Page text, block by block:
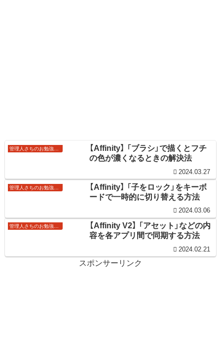
【Affinity】 「ブラシ」で描くとフチ
の色が濃くなるときの解決法
2024.03.27
【Affinity】 「子をロック」をキーボ
ードで一時的に切り替える方法
2024.03.06
【Affinity V2】 「アセット」などの内
容を各アプリ間で同期する方法
2024.02.21
スポンサーリンク